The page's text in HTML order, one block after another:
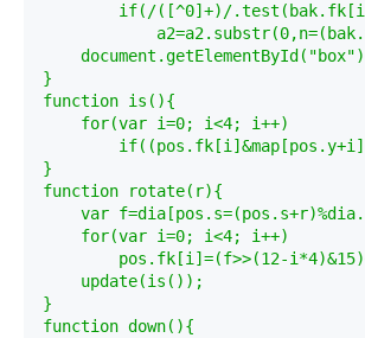
if(/([^0]+)/
}
function is(){
    for(var i=0; i<4; i++)
}
function rotate(r){
var
    for(var i=0; i<4; i++)
pos.fk[i]=(f>>(12-
    update(is());
}
function down(){